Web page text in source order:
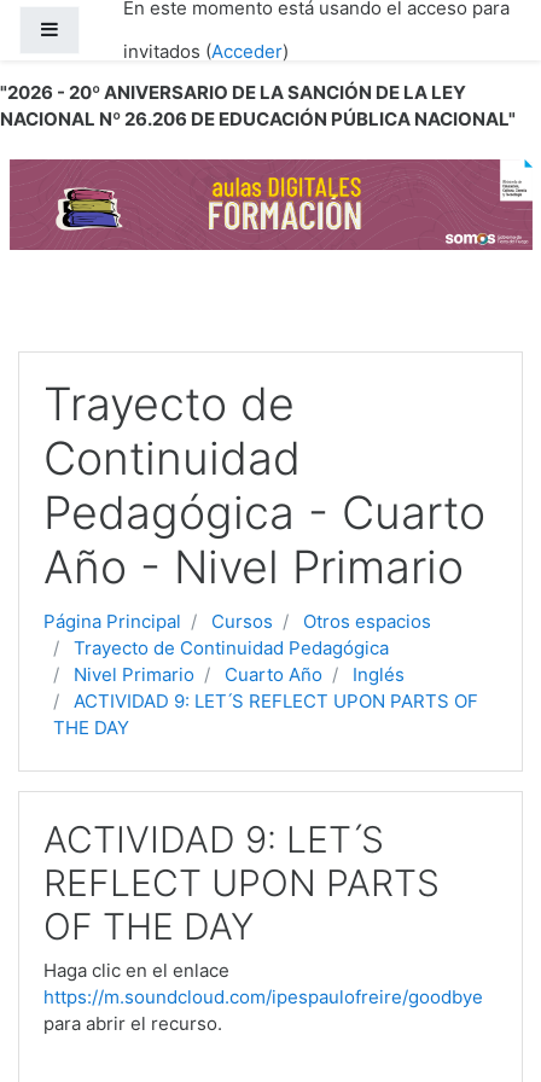
Salta al contenido principal
"2026 - 20º ANIVERSARIO DE LA SANCIÓN DE LA LEY
NACIONAL Nº 26.206 DE EDUCACIÓN PÚBLICA NACIONAL"
En este momento está usando el acceso para
invitados (Acceder)
Trayecto de
Continuidad
Pedagógica - Cuarto
Año - Nivel Primario
Página Principal Cursos
Otros espacios
Trayecto de Continuidad Pedagógica
Nivel Primario
Cuarto Año
Inglés
ACTIVIDAD 9: LET ́S REFLECT UPON PARTS OF
THE DAY
ACTIVIDAD 9: LET ́S
REFLECT UPON PARTS
OF THE DAY
Haga clic en el enlace
https://m.soundcloud.com/ipespaulofreire/goodbye
para abrir el recurso.